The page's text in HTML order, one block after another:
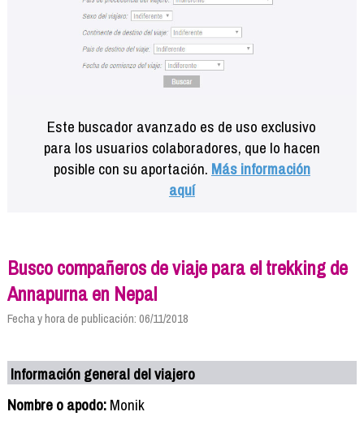
Este buscador avanzado es de uso exclusivo
para los usuarios colaboradores, que lo hacen
posible con su aportación. Más información
aquí
Busco compañeros de viaje para el trekking de
Annapurna en Nepal
Fecha y hora de publicación: 06/11/2018
Información general del viajero
Nombre o apodo:Monik